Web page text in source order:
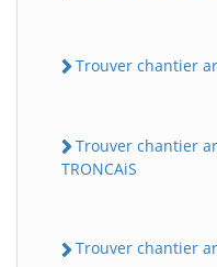
Trouver chantier
Trouver chantier
TRONCAiS
Trouver chantier